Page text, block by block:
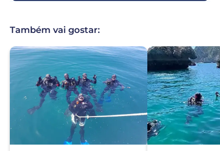
Também vai gostar: